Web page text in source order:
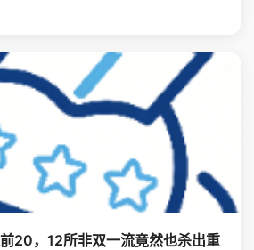
20，12所非双一流竟然也杀出重